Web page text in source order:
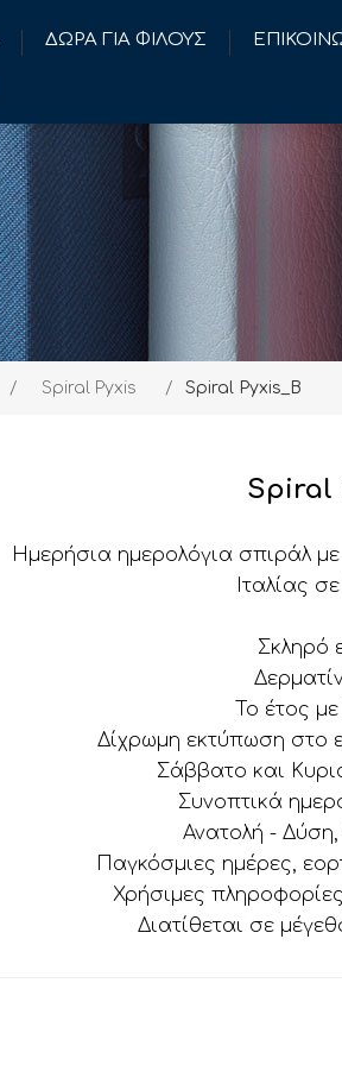
ΔΩΡΑ ΓΙΑ ΦΙΛΟΥΣ
/ Spiral Pyxis / Spiral Pyxis_B
Spiral
Ημερήσια ημερολόγια σπιράλ
Ιταλίας
Σκληρό
Το έτος
Δίχρωμη εκτύπωση στο
Σάββατο και
Συνοπτικά
Ανατολή -
Παγκόσμιες ημέρες,
Χρήσιμες
Διατίθεται σε